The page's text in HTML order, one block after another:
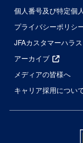
個人番号及び特定個
プライバシーポリシ
JFAカスタマーハラ
アーカイブ
メディアの皆様へ
キャリア採用につい